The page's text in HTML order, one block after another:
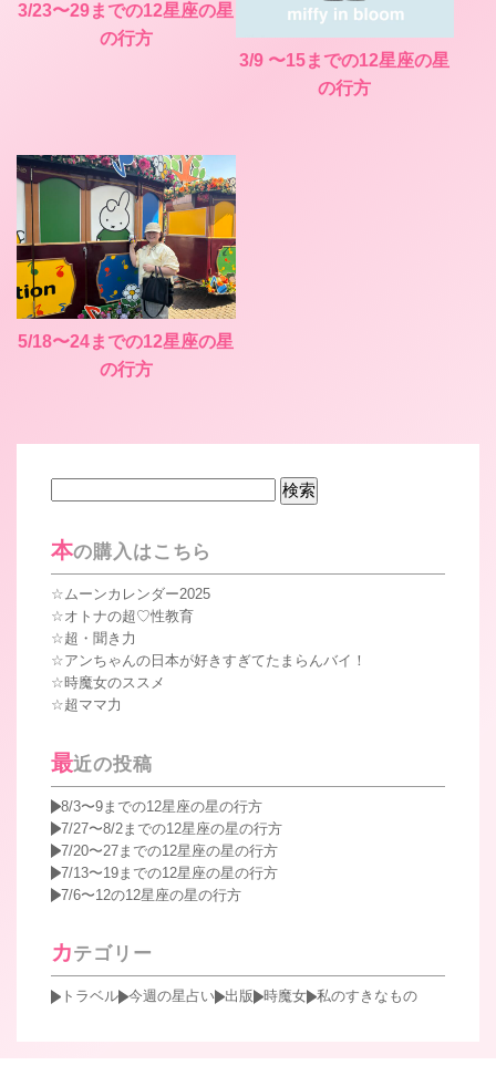
3/23〜29までの12星座の星
の行方
3/9 〜15までの12星座の星
の行方
5/18〜24までの12星座の星
の行方
本の購入はこちら
ムーンカレンダー2025
オトナの超♡性教育
超・聞き力
アンちゃんの日本が好きすぎてたまらんバイ！
時魔女のススメ
超ママ力
最近の投稿
8/3〜9までの12星座の星の行方
7/27〜8/2までの12星座の星の行方
7/20〜27までの12星座の星の行方
7/13〜19までの12星座の星の行方
7/6〜12の12星座の星の行方
カテゴリー
トラベル 今週の星占い 出版 時魔女 私のすきなもの